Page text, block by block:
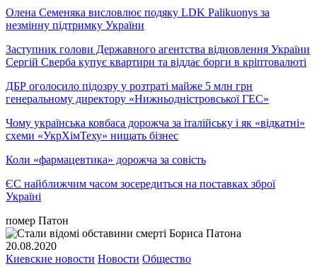
Олена Семеняка висловлює подяку LDK Palikuonys за
незмінну підтримку України
Заступник голови Державного агентства відновлення України
Сергій Сверба купує квартири та віддає борги в кріптовалюті
ДБР оголосило підозру у розтраті майже 5 млн грн
генеральному директору «Нижньодністровської ГЕС»
Чому українська ковбаса дорожча за італійську і як «відкатні»
схеми «УкрХімТеху» нищать бізнес
Коли «фармацевтика» дорожча за совість
ЄС найближчим часом зосередиться на поставках зброї
Україні
помер Патон
20.08.2020
Киевские новости Новости Общество